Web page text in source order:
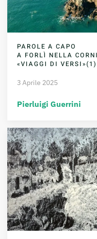
PAROLE A CAPO
A FORLÌ NELLA
«VIAGGI DI VERSI»(1)
3 Aprile 2025
Pierluigi Guerrini